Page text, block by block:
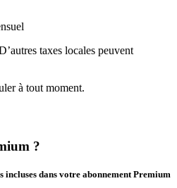
taxes locales peuvent
à tout moment.
?
incluses dans votre abonnement Premium